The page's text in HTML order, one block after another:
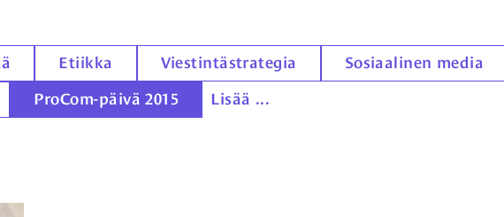
Etiikka Viestintästrategia Sosiaalinen media
ProCom-päivä 2015 Lisää ...